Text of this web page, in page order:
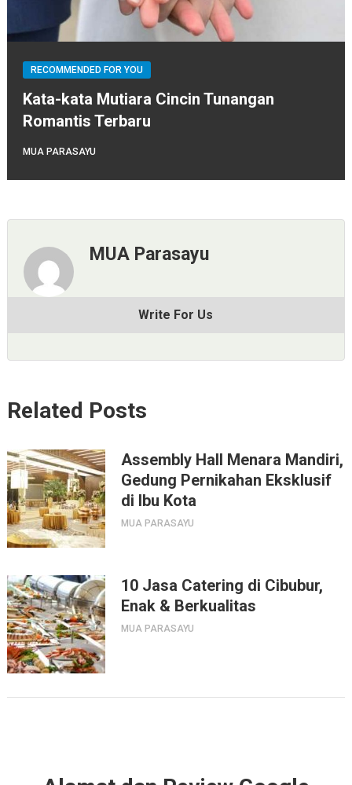
RECOMMENDED FOR YOU
Kata-kata Mutiara Cincin Tunangan
Romantis Terbaru
MUA PARASAYU
MUA Parasayu
Write For Us
Related Posts
Assembly Hall Menara Mandiri,
Gedung Pernikahan Eksklusif
di Ibu Kota
MUA PARASAYU
10 Jasa Catering di Cibubur,
Enak & Berkualitas
MUA PARASAYU